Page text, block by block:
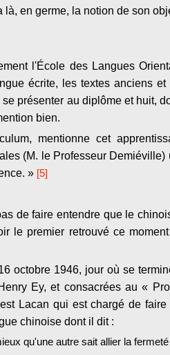
en germe, la notion de son
l'École des Langues
écrite, les textes anciens
présenter au diplôme et huit,
bien.
mentionne cet
(M. le Professeur
» [5]
de faire entendre que le
le premier retrouvé ce
octobre 1946, jour où se
Ey, et consacrées au «
Lacan qui est chargé de
chinoise dont il dit :
qu'une autre sait allier la